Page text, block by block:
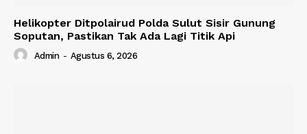
Helikopter Ditpolairud Polda Sulut Sisir Gunung
Soputan, Pastikan Tak Ada Lagi Titik Api
Admin - Agustus 6, 2026